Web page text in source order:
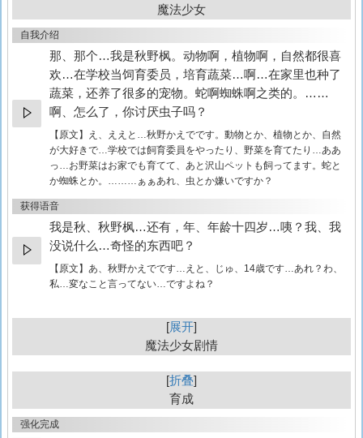
魔法少女
自我介绍
那、那个…我是秋野枫。动物啊，植物啊，自然都很喜
欢…在学校当饲育委员，培育蔬菜…啊…在家里也种了
蔬菜，还养了很多的宠物。蛇啊蜘蛛啊之类的。……
啊、怎么了，你讨厌虫子吗？
【原文】
え、ええと…秋野かえでです。動物とか、植物とか、自然
が大好きで…学校では飼育委員をやったり、野菜を育てたり…ああ
っ…お野菜はお家でも育てて、あと沢山ペットも飼ってます。蛇と
か蜘蛛とか。………ぁぁあれ、虫とか嫌いですか？
获得语音
我是秋、秋野枫…还有，年、年龄十四岁…咦？我、我
没说什么…奇怪的东西吧？
【原文】 あ、秋野かえでです…えと、じゅ、14歳です…あれ？わ、
私…変なこと言ってない…ですよね？
展开
魔法少女剧情
折叠
育成
强化完成